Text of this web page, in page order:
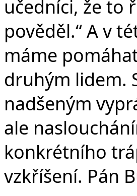
učedníci, že to
pověděl.“ A v
máme
druhým lidem.
nadšeným
ale
konkrétního
vzkříšení. Pán